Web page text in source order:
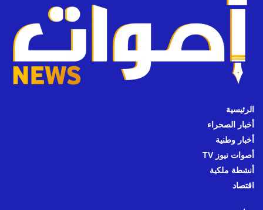
الرئيسية
أخبار الصحراء
أخبار وطنية
أصوات نيوز TV
أنشطة ملكية
اقتصاد